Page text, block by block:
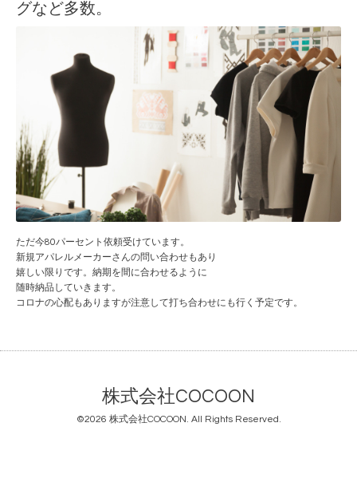
グなど多数。
ただ今80パーセント依頼受けています。
新規アパレルメーカーさんの問い合わせもあり
嬉しい限りです。納期を間に合わせるように
随時納品していきます。
コロナの心配もありますが注意して打ち合わせにも行く予定です。
株式会社COCOON
©2026 株式会社COCOON. All Rights Reserved.